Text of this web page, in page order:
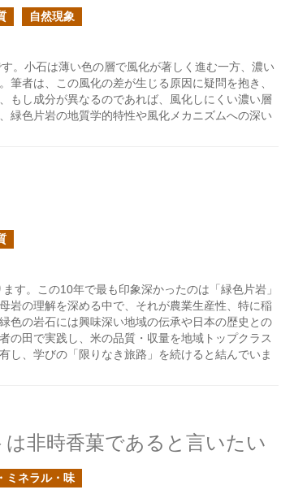
自然現象
。小石は薄い色の層で風化が著しく進む一方、濃い
者は、この風化の差が生じる原因に疑問を抱き、
もし成分が異なるのであれば、風化しにくい濃い層
緑色片岩の地質学的特性や風化メカニズムへの深い
す。この10年で最も印象深かったのは「緑色片岩」
岩の理解を深める中で、それが農業生産性、特に稲
色の岩石には興味深い地域の伝承や日本の歴史との
の田で実践し、米の品質・収量を地域トップクラス
し、学びの「限りなき旅路」を続けると結んでいま
非時香菓であると言いたい
ミネラル・味